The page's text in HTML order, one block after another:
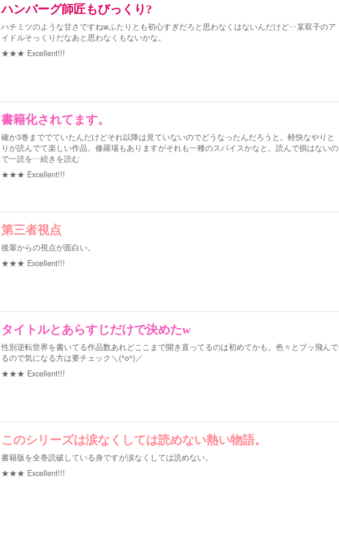
ハンバーグ師匠もびっくり?
ハチミツのような甘さですねwふたりとも初心すぎだろと思わなくはないんだけど…某双子のア
イドルそっくりだなあと思わなくもないかな。
★★★ Excellent!!!
書籍化されてます。
確か3巻まででていたんだけどそれ以降は見ていないのでどうなったんだろうと。軽快なやりと
りが読んでて楽しい作品。修羅場もありますがそれも一種のスパイスかなと。読んで損はないの
で一読を…続きを読む
★★★ Excellent!!!
第三者視点
後輩からの視点が面白い。
★★★ Excellent!!!
タイトルとあらすじだけで決めたw
性別逆転世界を書いてる作品数あれどここまで開き直ってるのは初めてかも。色々とブッ飛んで
るので気になる方は要チェック＼(^o^)／
★★★ Excellent!!!
このシリーズは涙なくしては読めない熱い物語。
書籍版を全巻読破している身ですが涙なくしては読めない。
★★★ Excellent!!!